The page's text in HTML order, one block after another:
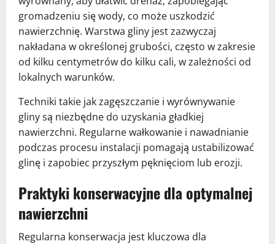
gromadzeniu się wody, co może uszkodzić
nawierzchnię. Warstwa gliny jest zazwyczaj
nakładana w określonej grubości, często w zakresie
od kilku centymetrów do kilku cali, w zależności od
lokalnych warunków.
Techniki takie jak zagęszczanie i wyrównywanie
gliny są niezbędne do uzyskania gładkiej
nawierzchni. Regularne wałkowanie i nawadnianie
podczas procesu instalacji pomagają ustabilizować
glinę i zapobiec przyszłym pęknięciom lub erozji.
Praktyki konserwacyjne dla optymalnej
nawierzchni
Regularna konserwacja jest kluczowa dla